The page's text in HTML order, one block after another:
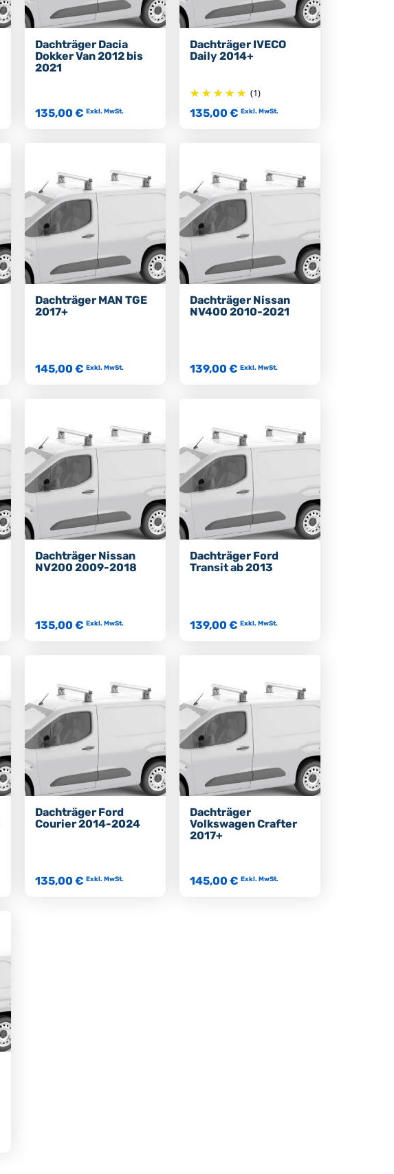
Dachträger Dacia
Dokker Van 2012 bis
2021
135,00 € Exkl. MwSt.
Dachträger IVECO
Daily 2014+
(1)
135,00 € Exkl. MwSt.
Dachträger MAN TGE
2017+
145,00 € Exkl. MwSt.
Dachträger Nissan
NV400 2010-2021
139,00 € Exkl. MwSt.
Dachträger Nissan
NV200 2009-2018
135,00 € Exkl. MwSt.
Dachträger Ford
Transit ab 2013
139,00 € Exkl. MwSt.
Dachträger Ford
Courier 2014-2024
135,00 € Exkl. MwSt.
Dachträger
Volkswagen Crafter
2017+
145,00 € Exkl. MwSt.